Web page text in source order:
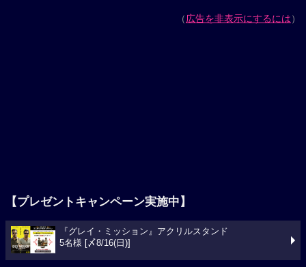
（広告を非表示にするには）
【プレゼントキャンペーン実施中】
『グレイ・ミッション』アクリルスタンド
5名様 [〆8/16(日)]